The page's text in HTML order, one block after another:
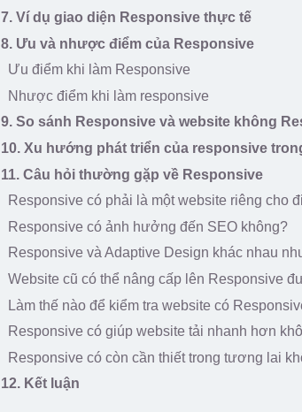
7. Ví dụ giao diện Responsive thực tế
8. Ưu và nhược điểm của Responsive
Ưu điểm khi làm Responsive
Nhược điểm khi làm responsive
9. So sánh Responsive và website không
10. Xu hướng phát triển của responsive
11. Câu hỏi thường gặp về Responsive
Responsive có phải là một website riêng cho
Responsive có ảnh hưởng đến SEO không?
Responsive và Adaptive Design khác nhau
Website cũ có thể nâng cấp lên Responsive
Làm thế nào để kiểm tra website có
Responsive có giúp website tải nhanh hơn
Responsive có còn cần thiết trong tương lai
12. Kết luận